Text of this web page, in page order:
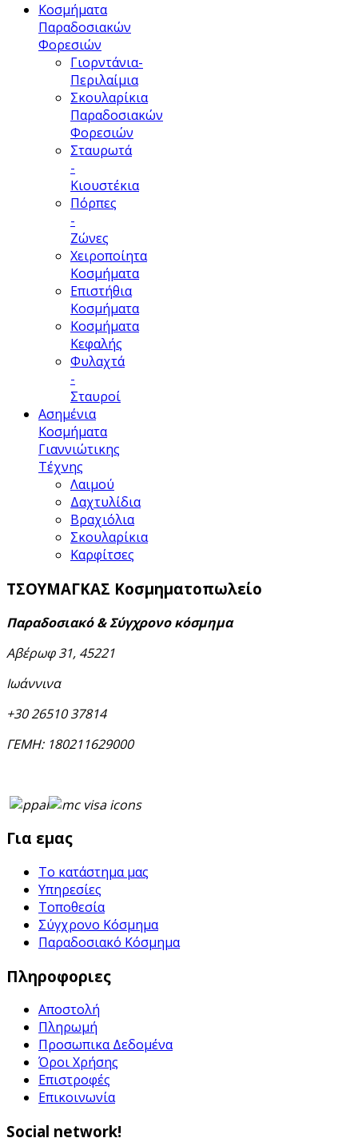
Κοσμήματα
Παραδοσιακών
Φορεσιών
Γιορντάνια-
Περιλαίμια
Σκουλαρίκια
Παραδοσιακών
Φορεσιών
Σταυρωτά
-
Κιουστέκια
Πόρπες
-
Ζώνες
Χειροποίητα
Κοσμήματα
Επιστήθια
Κοσμήματα
Κοσμήματα
Κεφαλής
Φυλαχτά
-
Σταυροί
Ασημένια
Κοσμήματα
Γιαννιώτικης
Τέχνης
Λαιμού
Δαχτυλίδια
Βραχιόλια
Σκουλαρίκια
Καρφίτσες
ΤΣΟΥΜΑΓΚΑΣ Κοσμηματοπωλείο
Παραδοσιακό & Σύγχρονο κόσμημα
Αβέρωφ 31, 45221
Ιωάννινα
+30 26510 37814
ΓΕΜΗ: 180211629000
Για εμας
Το κατάστημα μας
Υπηρεσίες
Τοποθεσία
Σύγχρονο Κόσμημα
Παραδοσιακό Κόσμημα
Πληροφοριες
Αποστολή
Πληρωμή
Προσωπικα Δεδομένα
Όροι Χρήσης
Επιστροφές
Επικοινωνία
Social network!